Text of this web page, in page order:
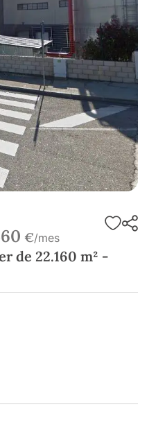
€/mes
de 22.160 m² -